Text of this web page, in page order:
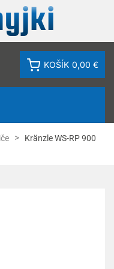
KOŠÍK 0,00 €
Kränzle WS-RP 900